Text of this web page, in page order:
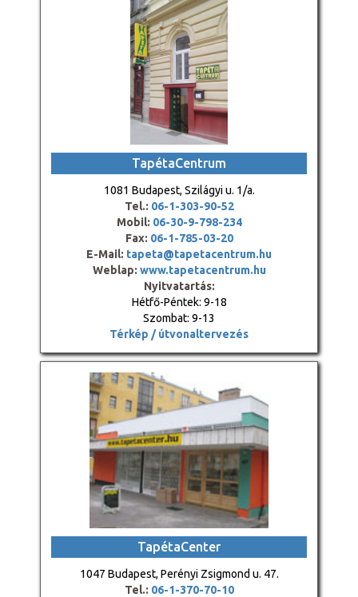
TapétaCentrum
1081 Budapest, Szilágyi u. 1/a.
Tel.: 06-1-303-90-52
Mobil: 06-30-9-798-234
Fax: 06-1-785-03-20
E-Mail: tapeta@tapetacentrum.hu
Weblap: www.tapetacentrum.hu
Nyitvatartás:
Hétfő-Péntek: 9-18
Szombat: 9-13
Térkép / útvonaltervezés
TapétaCenter
1047 Budapest, Perényi Zsigmond u. 47.
Tel.: 06-1-370-70-10